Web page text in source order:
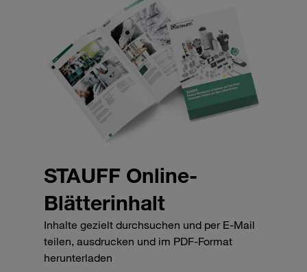
STAUFF Online-
Blätterinhalt
Inhalte gezielt durchsuchen und per E-Mail
teilen, ausdrucken und im PDF-Format
herunterladen